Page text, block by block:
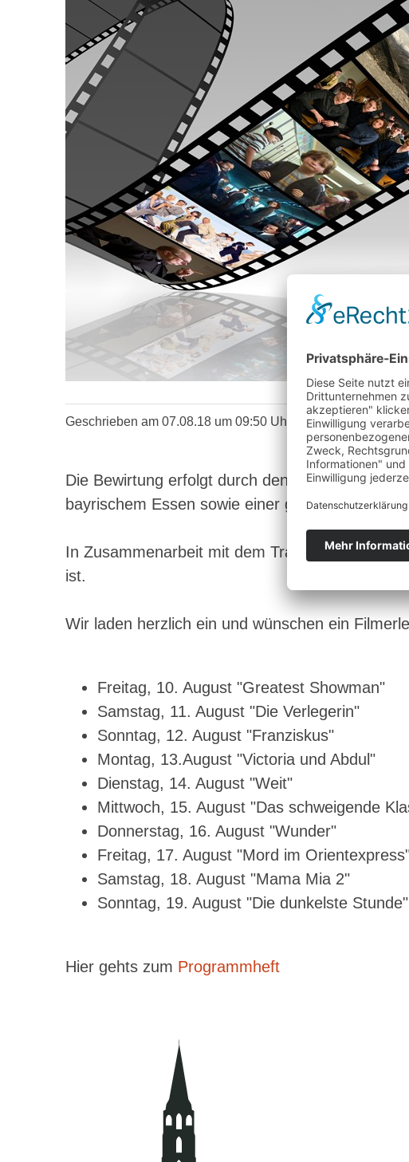
Geschrieben am 07.08.18 um 09:50 Uhr von Ulrich Fink.
Die Bewirtung erfolgt durch den Schorndorfer
bayrischem Essen sowie einer großen Auswahl
In Zusammenarbeit mit dem Traumpalast
ist.
Wir laden herzlich ein und wünschen ein
Freitag, 10. August "Greatest Showman"
Samstag, 11. August "Die Verlegerin"
Sonntag, 12. August "Franziskus"
Montag, 13.August "Victoria und Abdul"
Dienstag, 14. August "Weit"
Mittwoch, 15. August "Das schweigende
Donnerstag, 16. August "Wunder"
Freitag, 17. August "Mord im
Samstag, 18. August "Mama Mia 2"
Sonntag, 19. August "Die dunkelste Stunde"
Hier gehts zum Programmheft